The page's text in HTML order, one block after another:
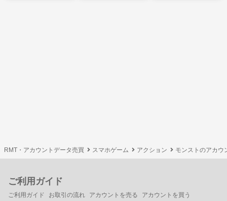
RMT・アカウントデータ売買 スマホゲーム アクション モンストのアカウ
ご利用ガイド
ご利用ガイド お取引の流れ アカウントを売る アカウントを買う